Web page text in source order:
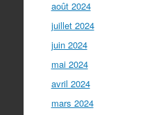
août 2024
juillet 2024
juin 2024
mai 2024
avril 2024
mars 2024